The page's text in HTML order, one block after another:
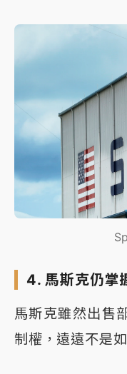
4. 馬斯克仍掌
馬斯克雖然出售
制權，遠遠不是如